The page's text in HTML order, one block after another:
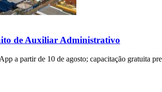
de Auxiliar Administrativo
a partir de 10 de agosto; capacitação gratuita